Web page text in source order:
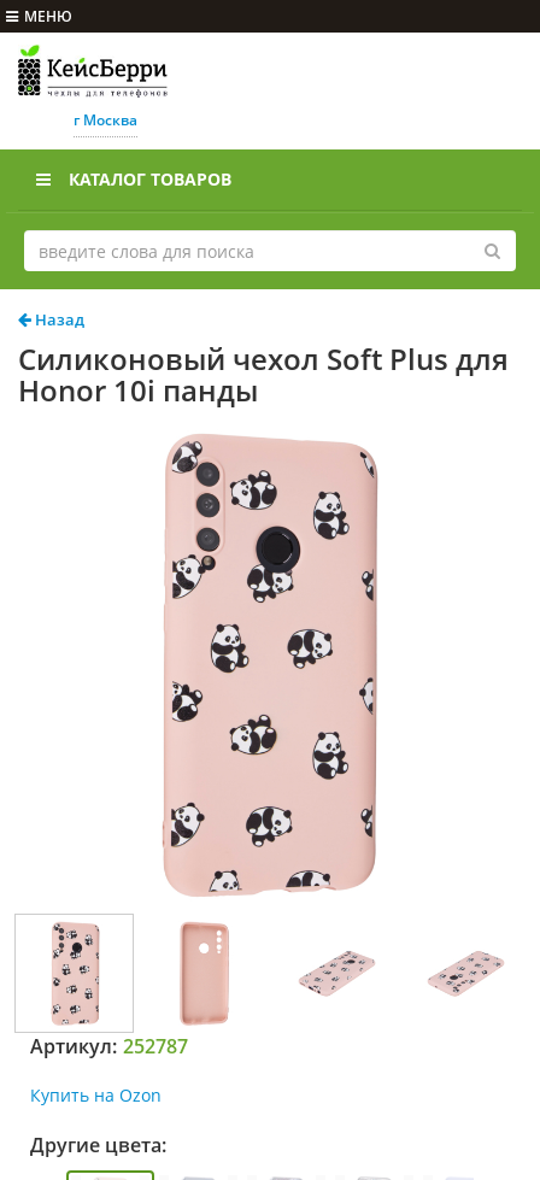
МЕНЮ
г Москва
КАТАЛОГ ТОВАРОВ
Назад
Силиконовый чехол Soft Plus для
Honor 10i панды
Артикул: 252787
Купить на Ozon
Другие цвета: